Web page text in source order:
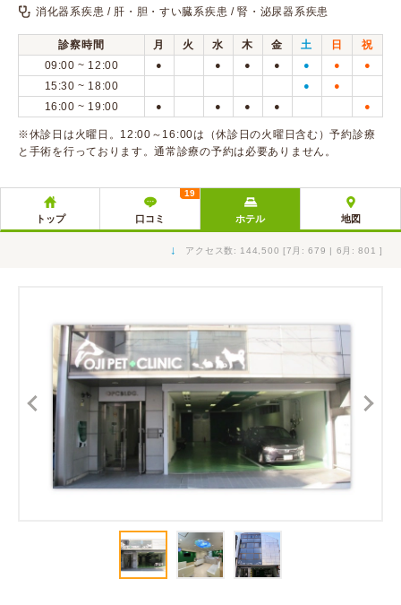
Calooペットとは？
口コミ投稿
消化器系疾患 / 肝・胆・すい臓系疾患 / 腎・泌尿器系疾患
診察時間 月 火 水 木 金 土 日
祝
09:00 ~ 12:00
● ● ● ● ● ● ●
15:30 ~ 18:00 ● ●
16:00 ~ 19:00 ● ● ● ● ●
※休診日は火曜日。12:00～16:00は（休診日の火曜日含む）予約診療
と手術を行っております。通常診療の予約は必要ありません。
トップ 口コミ
19
ホテル 地図
↓ アクセス数: 144,500 [7月: 679 | 6月: 801 ]